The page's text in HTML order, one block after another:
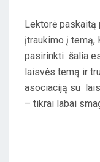
N
Lektorė paskaitą
įtraukimo į temą,
pasirinkti šalia
laisvės temą ir
asociaciją su
– tikrai labai